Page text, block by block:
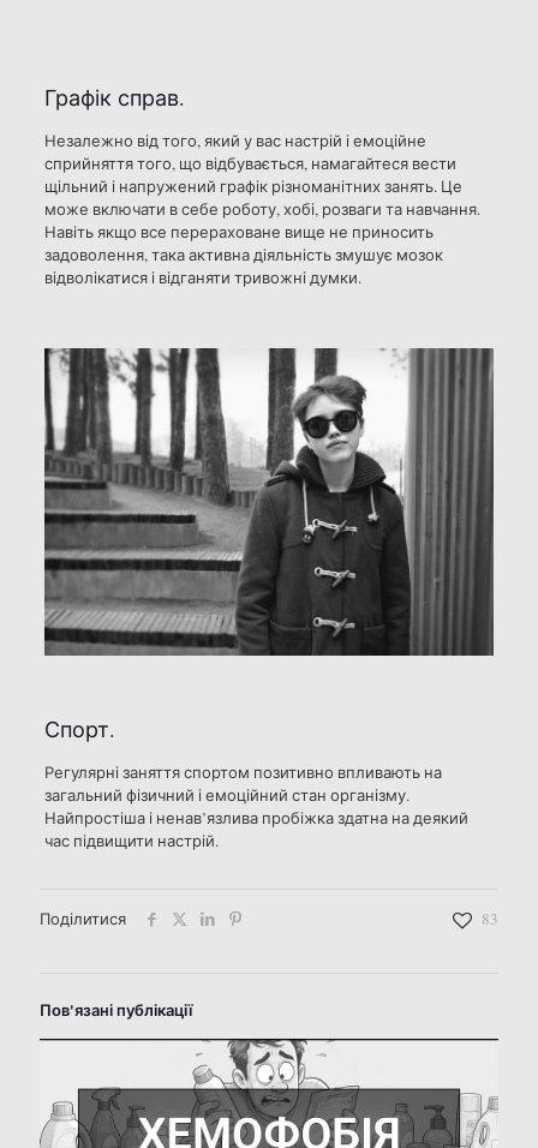
Графік справ.
Незалежно від того, який у вас настрій і емоційне
сприйняття того, що відбувається, намагайтеся вести
щільний і напружений графік різноманітних занять. Це
може включати в себе роботу, хобі, розваги та навчання.
Навіть якщо все перераховане вище не приносить
задоволення, така активна діяльність змушує мозок
відволікатися і відганяти тривожні думки.
Спорт.
Регулярні заняття спортом позитивно впливають на
загальний фізичний і емоційний стан організму.
Найпростіша і ненав’язливапробіжка здатна на деякий
час підвищити настрій.
Поділитися 83
Пов'язані публікації